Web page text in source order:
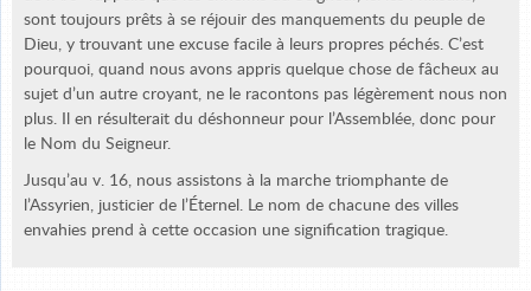
sont toujours prêts à se réjouir des manquements du peuple de
Dieu, y trouvant une excuse facile à leurs propres péchés. C’est
pourquoi, quand nous avons appris quelque chose de fâcheux au
sujet d’un autre croyant, ne le racontons pas légèrement nous non
plus. Il en résulterait du déshonneur pour l’Assemblée, donc pour
le Nom du Seigneur.
Jusqu’au v. 16, nous assistons à la marche triomphante de
l’Assyrien, justicier de l’Éternel. Le nom de chacune des villes
envahies prend à cette occasion une signification tragique.